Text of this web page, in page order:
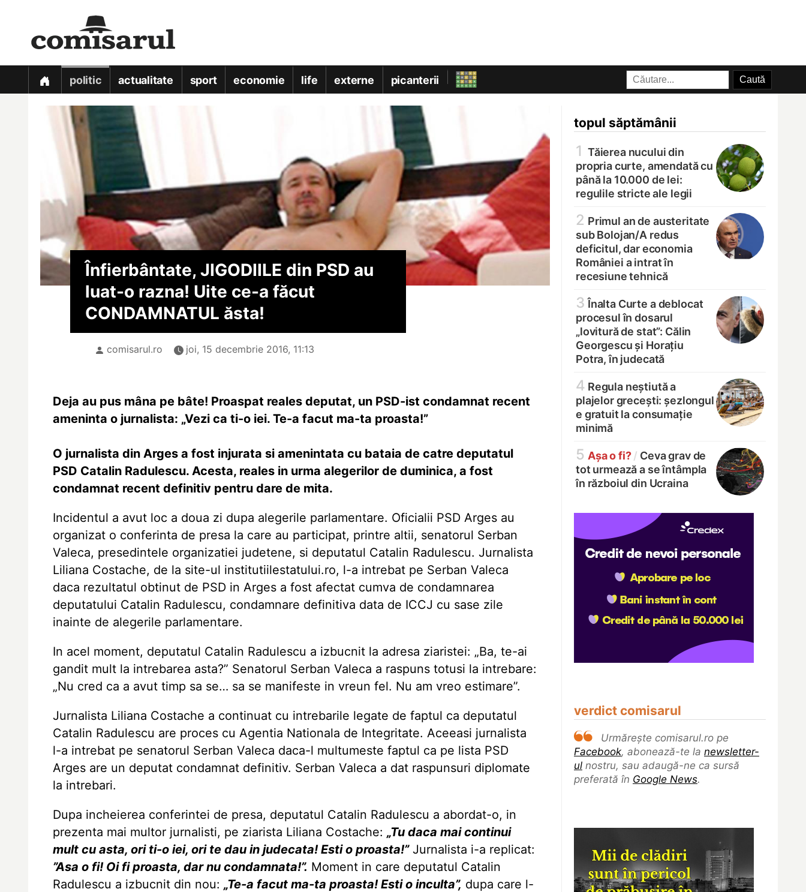
politic actualitate sport economie life externe picanterii
topul săptămânii
1 Tăierea nucului din
propria curte, amendată cu
până la 10.000 de lei:
regulile stricte ale legii
2 Primul an de austeritate
sub Bolojan/A redus
deficitul, dar economia
României a intrat în
recesiune tehnică
3 Înalta Curte a deblocat
procesul în dosarul
„lovitură de stat”: Călin
Georgescu și Horațiu
Potra, în judecată
4 Regula neștiută a
plajelor grecești: șezlongul
e gratuit la consumație
minimă
5 Așa o fi? / Ceva grav de
tot urmează a se întâmpla
în războiul din Ucraina
verdict comisarul
Urmărește comisarul.ro pe
Facebook, abonează-te la newsletter-
ul nostru, sau adaugă-ne ca sursă
preferată în Google News.
Înfierbântate, JIGODIILE din PSD au
luat-o razna! Uite ce-a făcut
CONDAMNATUL ăsta!
comisarul.ro joi, 15 decembrie 2016, 11:13
Deja au pus mâna pe bâte! Proaspat reales deputat, un PSD-ist condamnat recent
ameninta o jurnalista: „Vezi ca ti-o iei. Te-a facut ma-ta proasta!”
O jurnalista din Arges a fost injurata si amenintata cu bataia de catre deputatul
PSD Catalin Radulescu. Acesta, reales in urma alegerilor de duminica, a fost
condamnat recent definitiv pentru dare de mita.
Incidentul a avut loc a doua zi dupa alegerile parlamentare. Oficialii PSD Arges au
organizat o conferinta de presa la care au participat, printre altii, senatorul Serban
Valeca, presedintele organizatiei judetene, si deputatul Catalin Radulescu. Jurnalista
Liliana Costache, de la site-ul institutiilestatului.ro, l-a intrebat pe Serban Valeca
daca rezultatul obtinut de PSD in Arges a fost afectat cumva de condamnarea
deputatului Catalin Radulescu, condamnare definitiva data de ICCJ cu sase zile
inainte de alegerile parlamentare.
In acel moment, deputatul Catalin Radulescu a izbucnit la adresa ziaristei: „Ba, te-ai
gandit mult la intrebarea asta?” Senatorul Serban Valeca a raspuns totusi la intrebare:
„Nu cred ca a avut timp sa se… sa se manifeste in vreun fel. Nu am vreo estimare”.
Jurnalista Liliana Costache a continuat cu intrebarile legate de faptul ca deputatul
Catalin Radulescu are proces cu Agentia Nationala de Integritate. Aceeasi jurnalista
l-a intrebat pe senatorul Serban Valeca daca-l multumeste faptul ca pe lista PSD
Arges are un deputat condamnat definitiv. Serban Valeca a dat raspunsuri diplomate
la intrebari.
Dupa incheierea conferintei de presa, deputatul Catalin Radulescu a abordat-o, in
prezenta mai multor jurnalisti, pe ziarista Liliana Costache:„Tu daca mai continui
mult cu asta, ori ti-o iei, ori te dau in judecata! Esti o proasta!”Jurnalista i-a replicat:
”Asa o fi! Oi fi proasta, dar nu condamnata!”. Moment in care deputatul Catalin
Radulescu a izbucnit din nou:„Te-a facut ma-ta proasta! Esti o inculta”, dupa care l-